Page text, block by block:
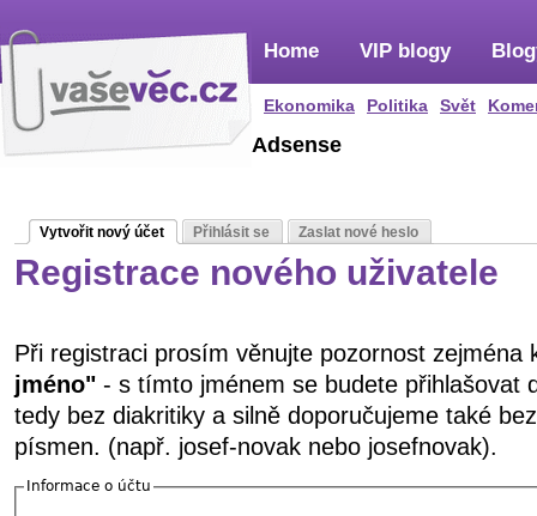
Home
Ekonomika Politika Svět
VIP blogy
Adsense
Vytvořit nový účet Přihlásit se Zaslat nové heslo
Registrace nového uživatele
Při registraci prosím věnujte pozornost zejména
jméno" - s tímto jménem se budete přihlašovat
tedy bez diakritiky a silně doporučujeme také
písmen. (např. josef-novak nebo josefnovak).
Informace o účtu